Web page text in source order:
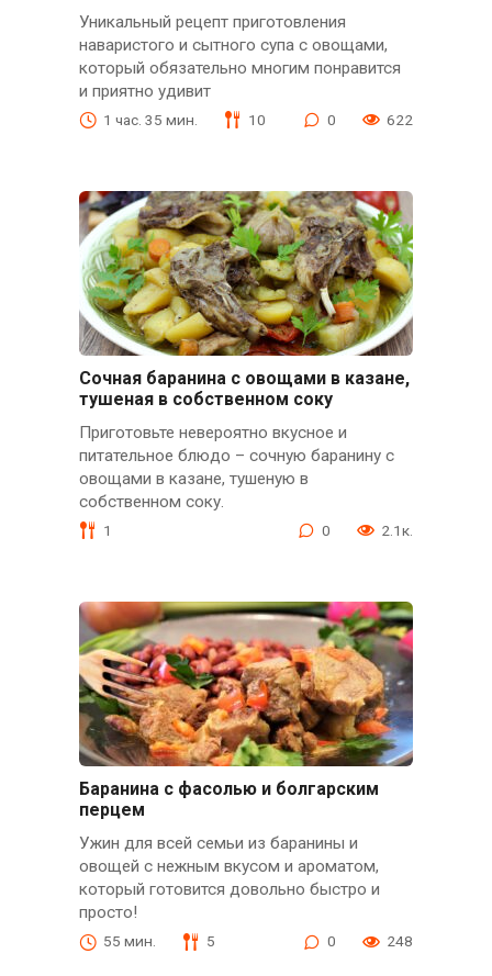
Уникальный рецепт приготовления
наваристого и сытного супа с овощами,
который обязательно многим понравится
и приятно удивит
1 час. 35 мин. 10 0 622
Сочная баранина с овощами в казане,
тушеная в собственном соку
Приготовьте невероятно вкусное и
питательное блюдо – сочную баранину с
овощами в казане, тушеную в
собственном соку.
1 0 2.1к.
Баранина с фасолью и болгарским
перцем
Ужин для всей семьи из баранины и
овощей с нежным вкусом и ароматом,
который готовится довольно быстро и
просто!
55 мин. 5 0 248